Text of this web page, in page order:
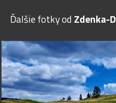
Ďalšie fotky od Zdenka-D